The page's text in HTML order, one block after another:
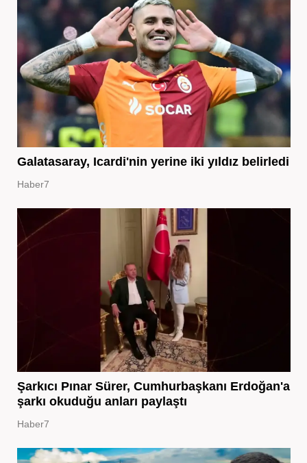
Galatasaray, Icardi'nin yerine iki yıldız belirledi
Haber7
Şarkıcı Pınar Sürer, Cumhurbaşkanı Erdoğan'a
şarkı okuduğu anları paylaştı
Haber7